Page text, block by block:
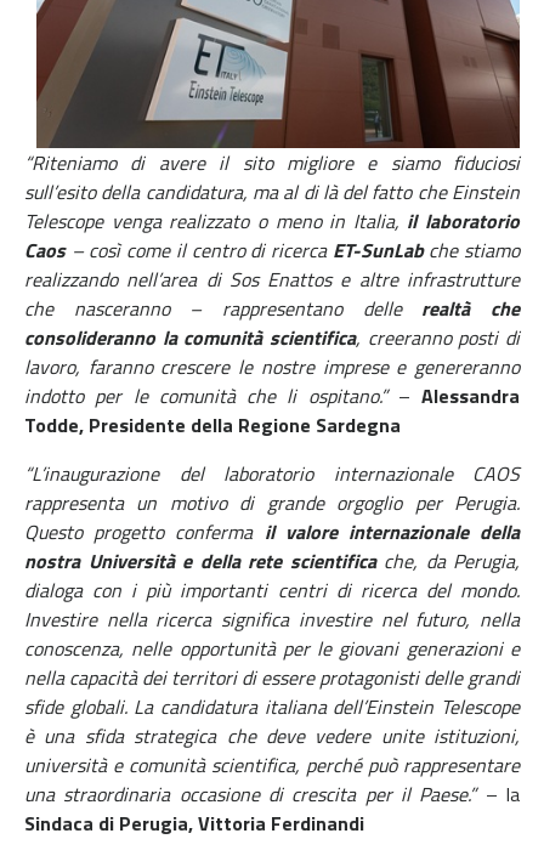
“Riteniamo di avere il sito migliore e siamo fiduciosi
sull’esito della candidatura, ma al di là del fatto che Einstein
Telescope venga realizzato o meno in Italia, il laboratorio
Caos– così come il centro di ricerca ET-SunLabche stiamo
realizzando nell’area di Sos Enattos e altre infrastrutture
che nasceranno – rappresentano delle realtà che
consolideranno la comunità scientifica, creeranno posti di
lavoro, faranno crescere le nostre imprese e genereranno
indotto per le comunità che li ospitano.”– Alessandra
Todde, Presidente della Regione Sardegna
“L’inaugurazione del laboratorio internazionale CAOS
rappresenta un motivo di grande orgoglio per Perugia.
Questo progetto conferma il valore internazionale della
nostra Università e della rete scientificache, da Perugia,
dialoga con i più importanti centri di ricerca del mondo.
Investire nella ricerca significa investire nel futuro, nella
conoscenza, nelle opportunità per le giovani generazioni e
nella capacità dei territori di essere protagonisti delle grandi
sfide globali. La candidatura italiana dell’Einstein Telescope
è una sfida strategica che deve vedere unite istituzioni,
università e comunità scientifica, perché può rappresentare
una straordinaria occasione di crescita per il Paese.”– la
Sindaca di Perugia, Vittoria Ferdinandi